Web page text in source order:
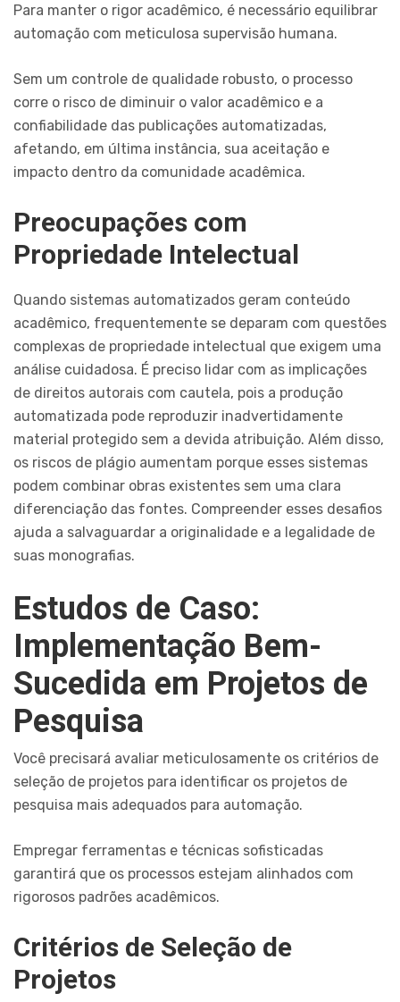
Para manter o rigor acadêmico, é necessário equilibrar
automação com meticulosa supervisão humana.
Sem um controle de qualidade robusto, o processo
corre o risco de diminuir o valor acadêmico e a
confiabilidade das publicações automatizadas,
afetando, em última instância, sua aceitação e
impacto dentro da comunidade acadêmica.
Preocupações com
Propriedade Intelectual
Quando sistemas automatizados geram conteúdo
acadêmico, frequentemente se deparam com questões
complexas de propriedade intelectual que exigem uma
análise cuidadosa. É preciso lidar com as implicações
de direitos autorais com cautela, pois a produção
automatizada pode reproduzir inadvertidamente
material protegido sem a devida atribuição. Além disso,
os riscos de plágio aumentam porque esses sistemas
podem combinar obras existentes sem uma clara
diferenciação das fontes. Compreender esses desafios
ajuda a salvaguardar a originalidade e a legalidade de
suas monografias.
Estudos de Caso:
Implementação Bem-
Sucedida em Projetos de
Pesquisa
Você precisará avaliar meticulosamente os critérios de
seleção de projetos para identificar os projetos de
pesquisa mais adequados para automação.
Empregar ferramentas e técnicas sofisticadas
garantirá que os processos estejam alinhados com
rigorosos padrões acadêmicos.
Critérios de Seleção de
Projetos